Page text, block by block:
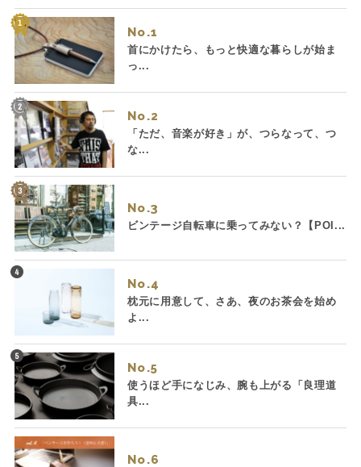
No.
首にかけたら、もっと快適な暮らしが始ま
っ...
No.
「ただ、音楽が好き」が、つらなって、つ
な...
No.
ビンテージ自転車に乗ってみない？【POI...
No.
枕元に用意して、さあ、夜のお茶会を始め
よ...
No.
使うほど手になじみ、腕も上がる「良理道
具...
No.